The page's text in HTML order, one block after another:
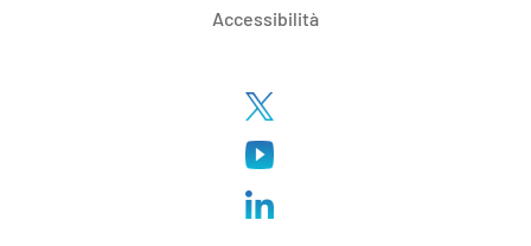
Accessibilità